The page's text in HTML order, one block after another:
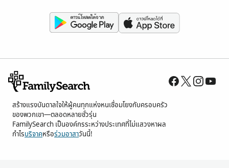
สร้างแรงบันดาลใจให้ผู้คนทุกแห่งหนเชื่อมโยงกับครอบครัว
ของพวกเขา—ตลอดหลายชั่วรุ่น
FamilySearch เป็นองค์กรระหว่างประเทศที่ไม่แสวงหาผล
กำไรบริจาคหรือร่วมอาสาวันนี้!